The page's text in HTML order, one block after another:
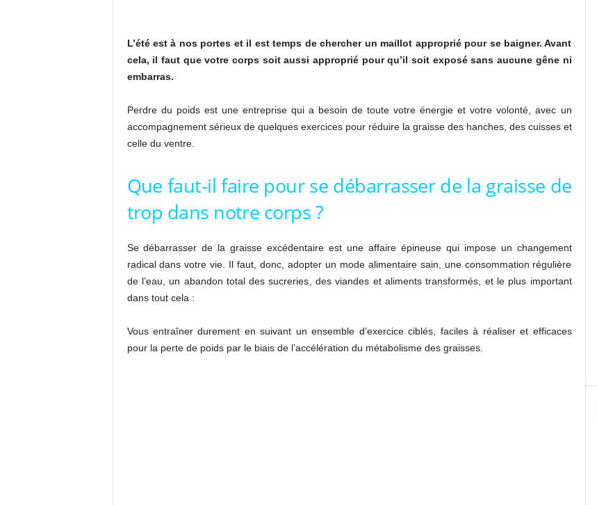
L’été est à nos portes et il est temps de chercher un maillot approprié pour se baigner. Avant
cela, il faut que votre corps soit aussi approprié pour qu’il soit exposé sans aucune gêne ni
embarras.
Perdre du poids est une entreprise qui a besoin de toute votre énergie et votre volonté, avec un
accompagnement sérieux de quelques exercices pour réduire la graisse des hanches, des cuisses et
celle du ventre.
Que faut-il faire pour se débarrasser de la graisse de
trop dans notre corps ?
Se débarrasser de la graisse excédentaire est une affaire épineuse qui impose un changement
radical dans votre vie. Il faut, donc, adopter un mode alimentaire sain, une consommation régulière
de l’eau, un abandon total des sucreries, des viandes et aliments transformés, et le plus important
dans tout cela :
Vous entraîner durement en suivant un ensemble d’exercice ciblés, faciles à réaliser et efficaces
pour la perte de poids par le biais de l’accélération du métabolisme des graisses.